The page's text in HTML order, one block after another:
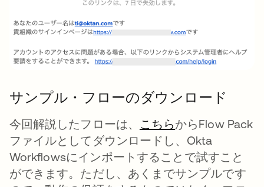
サンプル・フローのダウンロード
今回解説したフローは、 こちら新しいタブで開
からFlow Pack
ファイルとしてダウンロードし、Okta
Workflowsにインポートすることで試すこと
ができます。ただし、あくまでサンプルです